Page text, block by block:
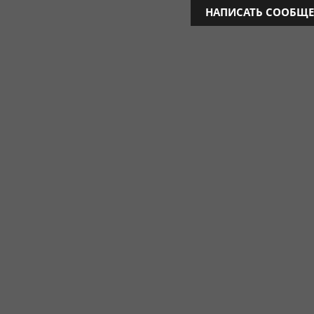
НАПИСАТЬ